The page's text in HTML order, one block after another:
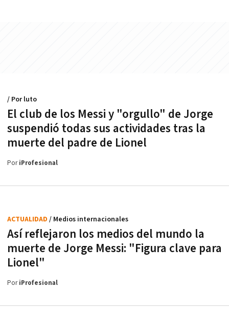
El club de los Messi y "orgullo" de Jorge
suspendió todas sus actividades tras la
muerte del padre de Lionel
/ Por luto
PoriProfesional
Así reflejaron los medios del mundo la
muerte de Jorge Messi: "Figura clave para
Lionel"
ACTUALIDAD / Medios internacionales
PoriProfesional